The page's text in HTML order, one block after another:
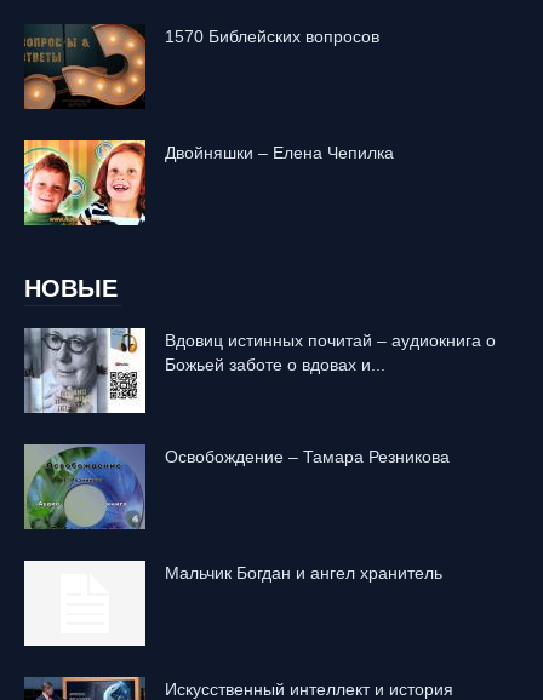
1570 Библейских вопросов
Двойняшки – Елена Чепилка
НОВЫЕ
Вдовиц истинных почитай – аудиокнига о
Божьей заботе о вдовах и...
Освобождение – Тамара Резникова
Mальчик Богдан и ангел хранитель
Искусственный интеллект и история